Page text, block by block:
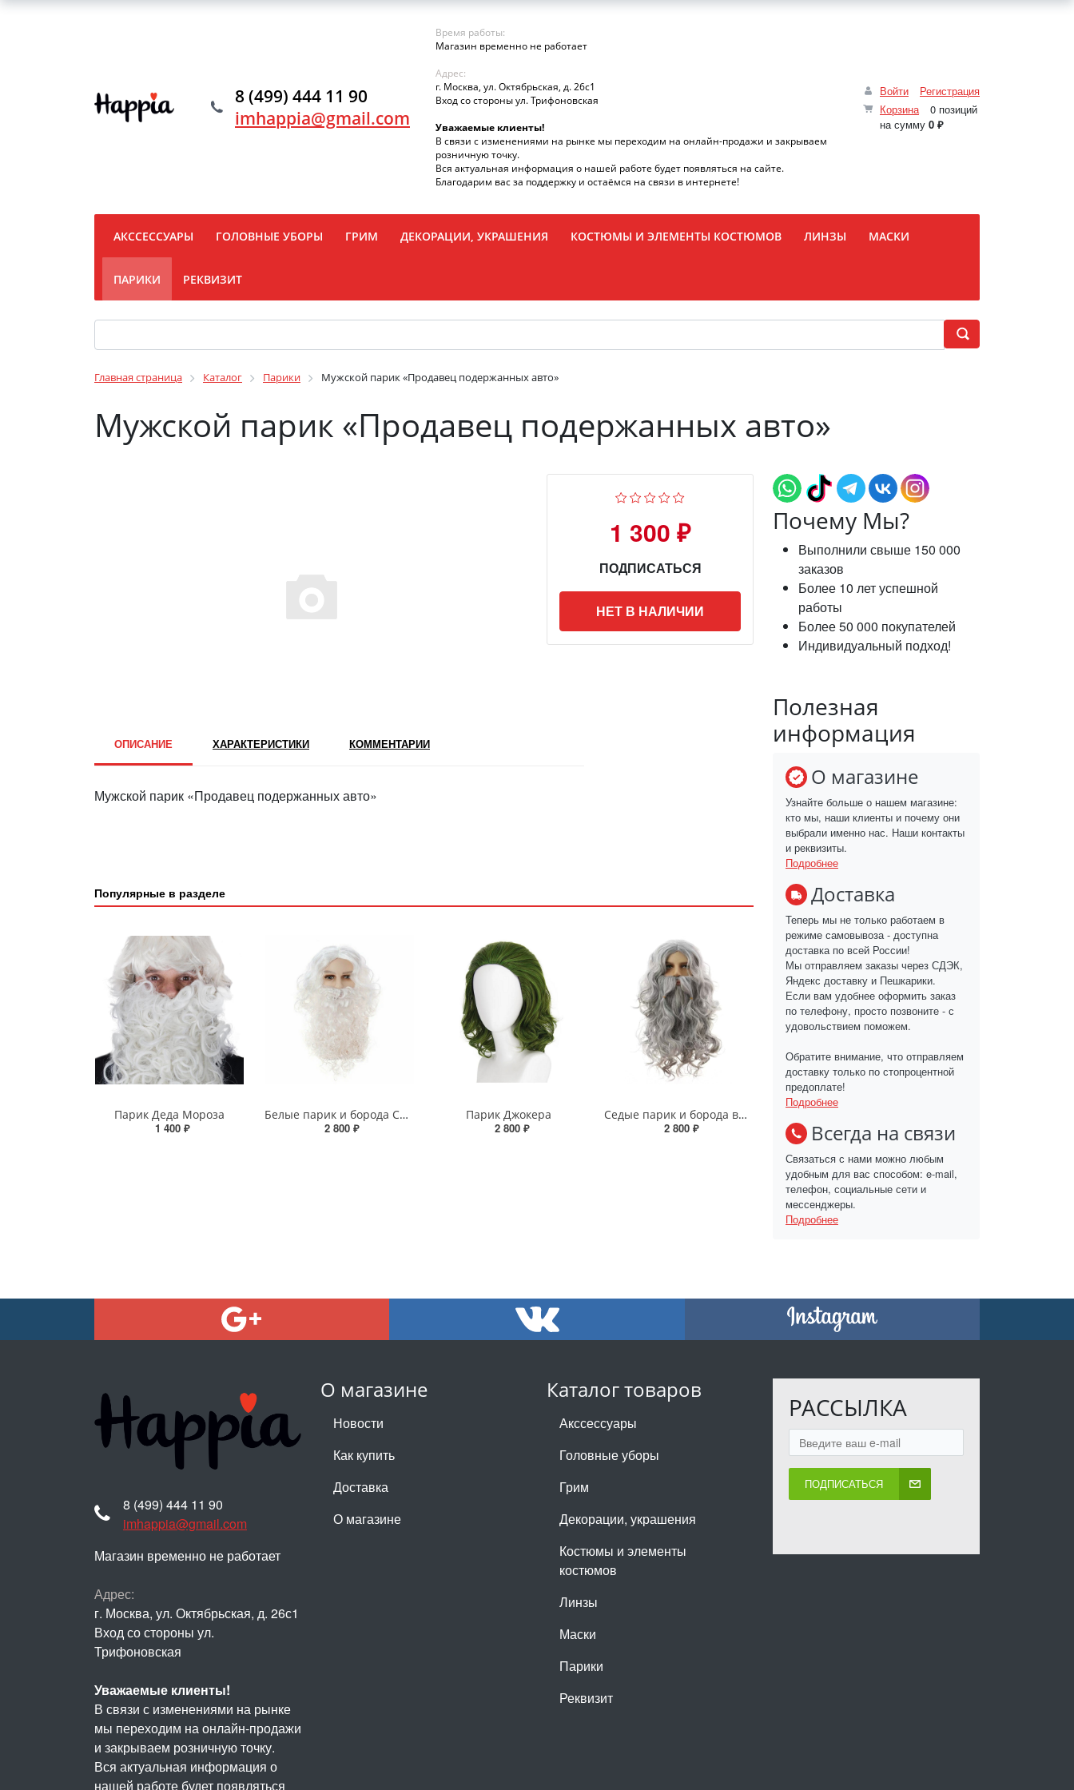
Войти
Регистрация
Корзина
0 позиций
на сумму 0 ₽
8 (499) 444 11 90
imhappia@gmail.com
Время работы:
Магазин временно не работает
Адрес:
г. Москва, ул. Октябрьская, д. 26с1
Вход со стороны ул. Трифоновская
Уважаемые клиенты!
В связи с изменениями на рынке мы переходим на онлайн-продажи и закрываем
розничную точку.
Вся актуальная информация о нашей работе будет появляться на сайте.
Благодарим вас за поддержку и остаёмся на связи в интернете!
АКССЕССУАРЫ ГОЛОВНЫЕ УБОРЫ ГРИМ ДЕКОРАЦИИ, УКРАШЕНИЯ КОСТЮМЫ И ЭЛЕМЕНТЫ КОСТЮМОВ ЛИНЗЫ МАСКИ
ПАРИКИ РЕКВИЗИТ
Главная страница Каталог Парики Мужской парик «Продавец подержанных авто»
Мужской парик «Продавец подержанных авто»
1 300 ₽
ПОДПИСАТЬСЯ
НЕТ В НАЛИЧИИ
ОПИСАНИЕ ХАРАКТЕРИСТИКИ КОММЕНТАРИИ
Мужской парик «Продавец подержанных авто»
Популярные в разделе
Парик Деда Мороза
1 400 ₽
Белые парик и борода Санты
2 800 ₽
Парик Джокера
2 800 ₽
Седые парик и борода волшебника
2 800 ₽
Почему Мы?
Выполнили свыше 150 000
заказов
Более 10 лет успешной
работы
Более 50 000 покупателей
Индивидуальный подход!
Полезная
информация
О магазине
Узнайте больше о нашем магазине:
кто мы, наши клиенты и почему они
выбрали именно нас. Наши контакты
и реквизиты.
Подробнее
Доставка
Теперь мы не только работаем в
режиме самовывоза - доступна
доставка по всей России!
Мы отправляем заказы через СДЭК,
Яндекс доставку и Пешкарики.
Если вам удобнее оформить заказ
по телефону, просто позвоните - с
удовольствием поможем.
Обратите внимание, что отправляем
доставку только по стопроцентной
предоплате!
Подробнее
Всегда на связи
Связаться с нами можно любым
удобным для вас способом: e-mail,
телефон, социальные сети и
мессенджеры.
Подробнее
О магазине
Новости
Как купить
Доставка
О магазине
Каталог товаров
Акссессуары
Головные уборы
Грим
Декорации, украшения
Костюмы и элементы
костюмов
Линзы
Маски
Парики
Реквизит
РАССЫЛКА
ПОДПИСАТЬСЯ
8 (499) 444 11 90
imhappia@gmail.com
Магазин временно не работает
Адрес:
г. Москва, ул. Октябрьская, д. 26с1
Вход со стороны ул.
Трифоновская
Уважаемые клиенты!
В связи с изменениями на рынке
мы переходим на онлайн-продажи
и закрываем розничную точку.
Вся актуальная информация о
нашей работе будет появляться